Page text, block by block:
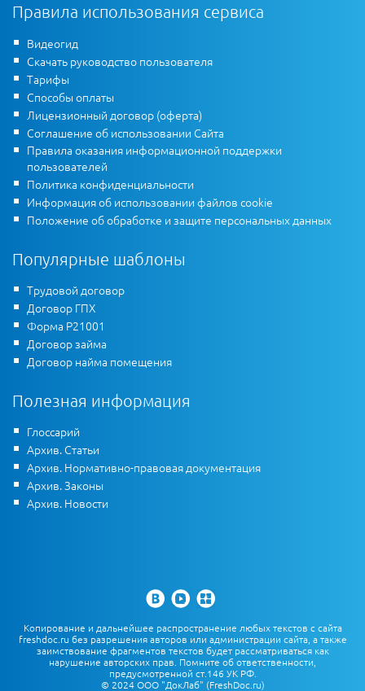
Правила использования сервиса
Видеогид
Скачать руководство пользователя
Тарифы
Способы оплаты
Лицензионный договор (оферта)
Соглашение об использовании Сайта
Правила оказания информационной поддержки
пользователей
Политика конфиденциальности
Информация об использовании файлов cookie
Положение об обработке и защите персональных данных
Популярные шаблоны
Трудовой договор
Договор ГПХ
Форма Р21001
Договор займа
Договор найма помещения
Полезная информация
Глоссарий
Архив. Статьи
Архив. Нормативно-правовая документация
Архив. Законы
Архив. Новости
Копирование и дальнейшее распространение любых текстов с сайта
freshdoc.ru без разрешения авторов или администрации сайта, а также
заимствование фрагментов текстов будет рассматриваться как
нарушение авторских прав. Помните об ответственности,
предусмотренной ст.146 УК РФ.
© 2024 ООО "ДокЛаб" (FreshDoc.ru)